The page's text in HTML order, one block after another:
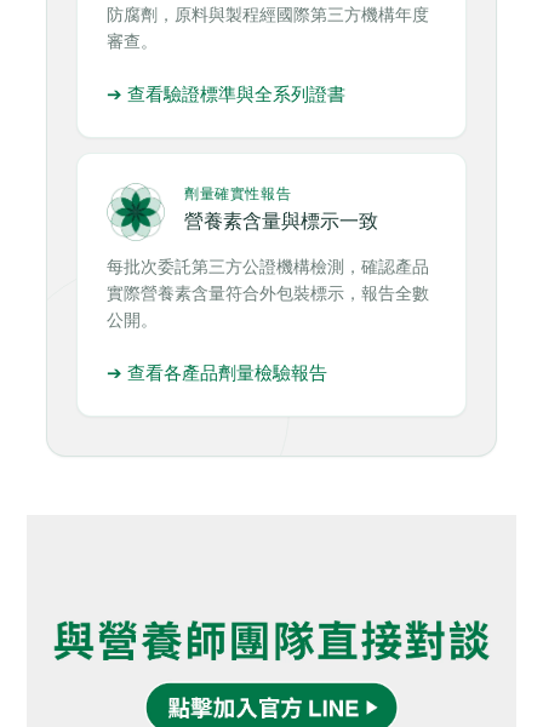
防腐劑，原料與製程經國際第三方機構年度
審查。
➔ 查看驗證標準與全系列證書
劑量確實性報告
營養素含量與標示一致
每批次委託第三方公證機構檢測，確認產品
實際營養素含量符合外包裝標示，報告全數
公開。
➔ 查看各產品劑量檢驗報告